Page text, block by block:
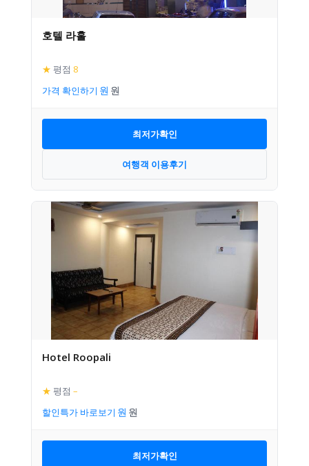
호텔 라훌
★ 평점 8
가격 확인하기
최저가확인
여행객 이용후기
Hotel Roopali
★ 평점 –
할인특가 바로보기
최저가확인